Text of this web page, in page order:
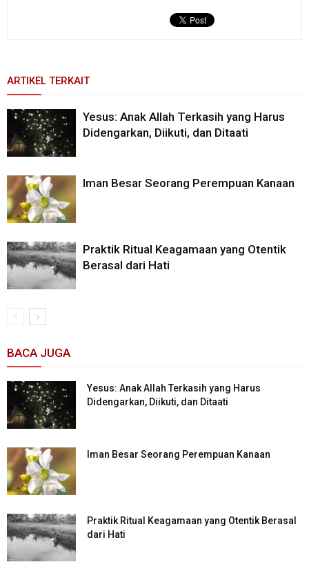
ARTIKEL TERKAIT
Yesus: Anak Allah Terkasih yang Harus
Didengarkan, Diikuti, dan Ditaati
Iman Besar Seorang Perempuan Kanaan
Praktik Ritual Keagamaan yang Otentik
Berasal dari Hati
BACA JUGA
Yesus: Anak Allah Terkasih yang Harus
Didengarkan, Diikuti, dan Ditaati
Iman Besar Seorang Perempuan Kanaan
Praktik Ritual Keagamaan yang Otentik Berasal
dari Hati